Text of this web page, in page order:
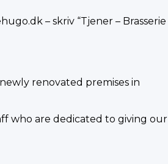
– skriv “Tjener – Brasserie
renovated premises in
who are dedicated to giving our